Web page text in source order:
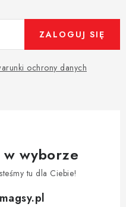
ochrony danych
ZALOGUJ SIĘ
w wyborze
tu dla Ciebie!
magsy.pl